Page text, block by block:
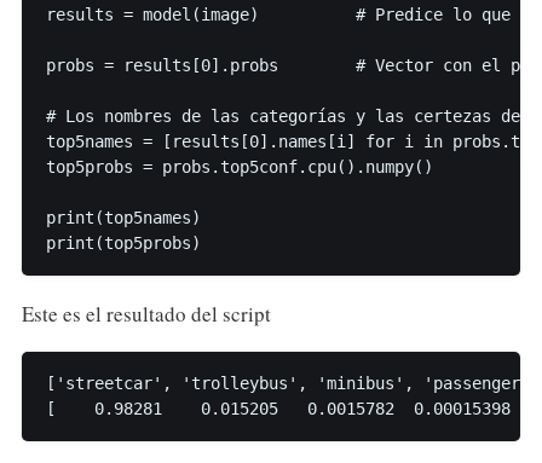
results = model(image)          # Predice lo que
probs = results[0].probs        # Vector con el
# Los nombres de las categorías y las certezas de
top5names = [results[0].names[i] for i in
top5probs = probs.top5conf.cpu().numpy()
print(top5names)
Este es el resultado del script
['streetcar', 'trolleybus', 'minibus',